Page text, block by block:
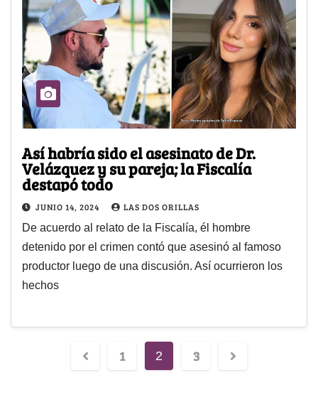
Así habría sido el asesinato de Dr.
Velázquez y su pareja; la Fiscalía
destapó todo
JUNIO 14, 2024 LAS DOS ORILLAS
De acuerdo al relato de la Fiscalía, él hombre
detenido por el crimen contó que asesinó al famoso
productor luego de una discusión. Así ocurrieron los
hechos
1 2 3